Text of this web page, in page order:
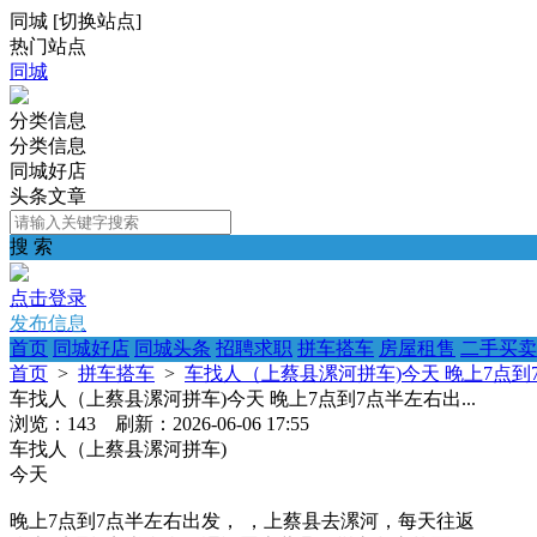
同城 [切换站点]
热门站点
同城
分类信息
分类信息
同城好店
头条文章
搜 索
点击登录
发布信息
首页 同城好店 同城头条 招聘求职 拼车搭车 房屋租售 二手买卖
首页 > 拼车搭车 > 车找人（上蔡县漯河拼车)今天 晚上7点到
车找人（上蔡县漯河拼车)今天 晚上7点到7点半左右出...
浏览：143 刷新：2026-06-06 17:55
车找人（上蔡县漯河拼车)
今天
晚上7点到7点半左右出发， ，上蔡县去漯河，每天往返